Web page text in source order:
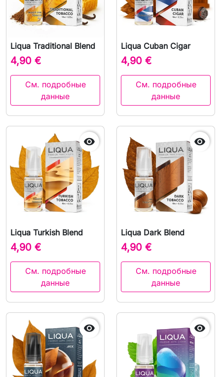
Liqua Traditional Blend
4,90 €
См. подробные
данные
Liqua Cuban Cigar
4,90 €
См. подробные
данные

Liqua Turkish Blend
4,90 €
См. подробные
данные

Liqua Dark Blend
4,90 €
См. подробные
данные
 